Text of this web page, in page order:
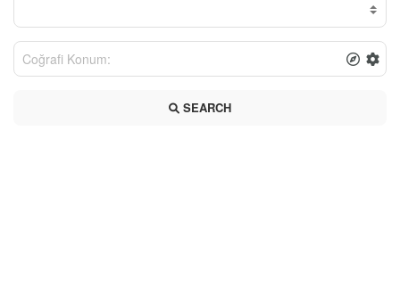
SEARCH